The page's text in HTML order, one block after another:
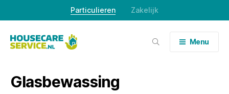
content
Particulieren Zakelijk
Menu
Glasbewassing